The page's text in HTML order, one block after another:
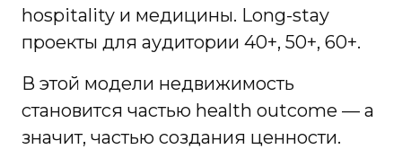
hospitality и медицины. Long-stay
проекты для аудитории 40+, 50+, 60+.
В этой модели недвижимость
становится частью health outcome — а
значит, частью создания ценности.